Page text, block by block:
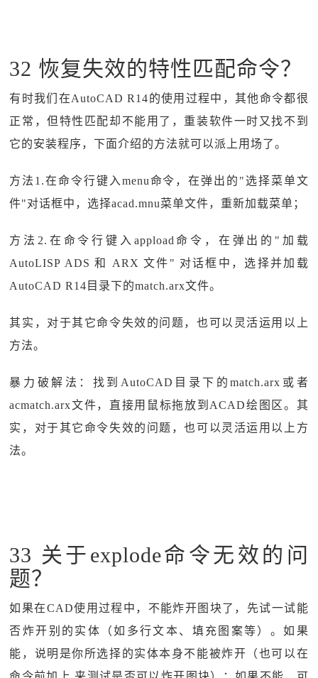
32 恢复失效的特性匹配命令？
有时我们在AutoCAD R14的使用过程中，其他命令都很
正常，但特性匹配却不能用了，重装软件一时又找不到
它的安装程序，下面介绍的方法就可以派上用场了。
方法1.在命令行键入menu命令，在弹出的"选择菜单文
件"对话框中，选择acad.mnu菜单文件，重新加载菜单；
方法2.在命令行键入appload命令，在弹出的"加载
AutoLISP ADS 和 ARX 文件" 对话框中，选择并加载
AutoCAD R14目录下的match.arx文件。
其实，对于其它命令失效的问题，也可以灵活运用以上
方法。
暴力破解法：找到AutoCAD目录下的match.arx或者
acmatch.arx文件，直接用鼠标拖放到ACAD绘图区。其
实，对于其它命令失效的问题，也可以灵活运用以上方
法。
33 关于explode命令无效的问
题？
如果在CAD使用过程中，不能炸开图块了，先试一试能
否炸开别的实体（如多行文本、填充图案等）。如果
能，说明是你所选择的实体本身不能被炸开（也可以在